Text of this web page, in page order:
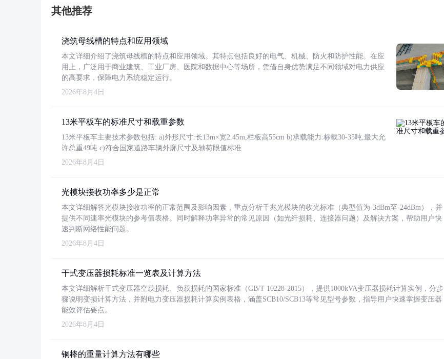
其他推荐
浇筑母线槽的特点和应用领域
本文详细介绍了浇筑母线槽的特点和应用领域。其特点包括良好的电气、机械、防火和防护性能。在应
用上，广泛用于商业建筑、工业厂房、医院和数据中心等场所，凭借自身优势满足不同领域对电力供应
的高要求，保障电力系统稳定运行。
2026年8月4日
13米平板车的标准尺寸和载重参数
13米平板车主要技术参数包括: a)外形尺寸:长13m×宽2.45m,栏板高55cm b)承载能力:标载30-35吨,最大允
许总重49吨 c)符合国家道路车辆外廓尺寸及轴荷限值标准
2026年8月4日
光模块接收功率多少是正常
本文详细解答光模块接收功率的正常范围及影响因素，重点分析千兆光模块的收光标准（典型值为-3dBm至-24dBm），并
提供不同速率光模块的参考值表格。同时解释功率异常的常见原因（如光纤损耗、连接器问题）及解决方案，帮助用户快
速判断网络性能问题。
2026年8月4日
干式变压器损耗标准一览表及计算方法
本文详细解析干式变压器空载损耗、负载损耗的国家标准（GB/T 10228-2015），提供1000kVA变压器损耗计算实例，分步
骤说明变损计算方法，并附电力变压器损耗计算实例表格，涵盖SCB10/SCB13等常见型号参数，指导用户快速掌握变压器
能效评估要点。
2026年8月4日
铜棒的重量计算方法有哪些